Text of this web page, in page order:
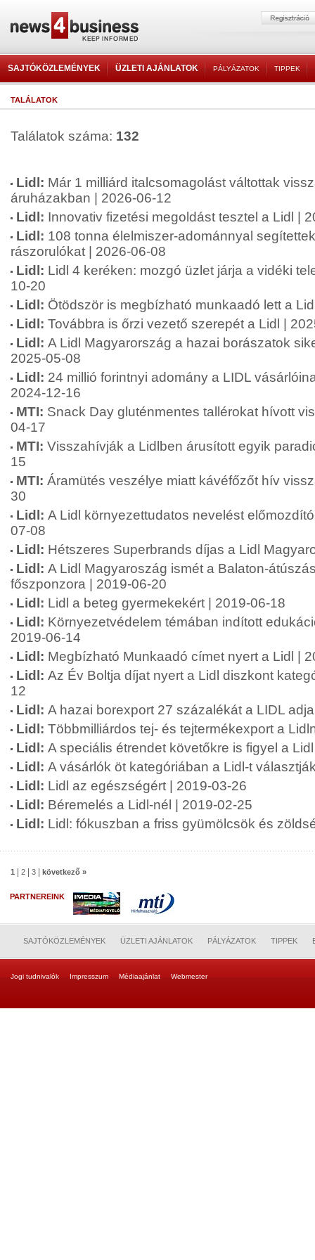
SAJTÓKÖZLEMÉNYEK ÜZLETI AJÁNLATOK PÁLYÁZATOK TIPPEK
TALÁLATOK
Találatok száma: 132
Lidl: Már 1 milliárd italcsomagolást váltottak
áruházakban | 2026-06-12
Lidl: Innovativ fizetési megoldást tesztel a Lidl |
Lidl: 108 tonna élelmiszer-adománnyal
rászorulókat | 2026-06-08
Lidl: Lidl 4 keréken: mozgó üzlet járja a vidéki
10-20
Lidl: Ötödször is megbízható munkaadó lett a
Lidl: Továbbra is őrzi vezető szerepét a Lidl |
Lidl: A Lidl Magyarország a hazai borászatok
2025-05-08
Lidl: 24 millió forintnyi adomány a LIDL
2024-12-16
MTI: Snack Day gluténmentes tallérokat hívott
04-17
MTI: Visszahívják a Lidlben árusított egyik
15
MTI: Áramütés veszélye miatt kávéfőzőt hív
30
Lidl: A Lidl környezettudatos nevelést
07-08
Lidl: Hétszeres Superbrands díjas a Lidl
Lidl: A Lidl Magyaroszág ismét a Balaton-
főszponzora | 2019-06-20
Lidl: Lidl a beteg gyermekekért | 2019-06-18
Lidl: Környezetvédelem témában indított
2019-06-14
Lidl: Megbízható Munkaadó címet nyert a Lidl |
Lidl: Az Év Boltja díjat nyert a Lidl diszkont
12
Lidl: A hazai borexport 27 százalékát a LIDL
Lidl: Többmilliárdos tej- és tejtermékexport a
Lidl: A speciális étrendet követőkre is figyel a
Lidl: A vásárlók öt kategóriában a Lidl-t
Lidl: Lidl az egészségért | 2019-03-26
Lidl: Béremelés a Lidl-nél | 2019-02-25
Lidl: Lidl: fókuszban a friss gyümölcsök és
1 2 3 következő »
PARTNEREINK
SAJTÓKÖZLEMÉNYEK ÜZLETI AJÁNLATOK PÁLYÁZATOK TIPPEK
Jogi tudnivalók Impresszum Médiaajánlat Webmester